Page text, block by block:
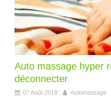
Auto massage hyper
déconnecter
07 Août 2018 Automassage